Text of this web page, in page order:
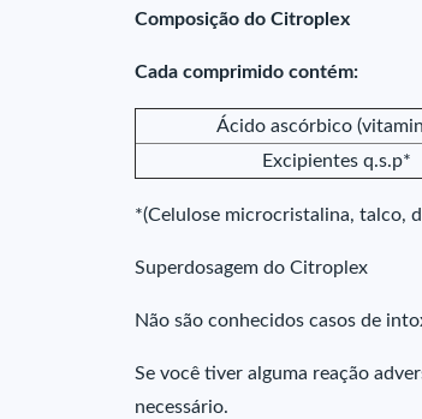
Composição do Citroplex
Cada comprimido contém:
Ácido ascórbico
Excipientes q.s.p*
*(Celulose microcristalina, talco,
Superdosagem do Citroplex
Não são conhecidos casos de
Se você tiver alguma reação
necessário.